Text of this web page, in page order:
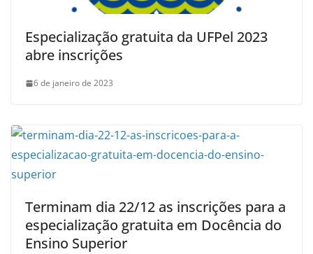
Especialização gratuita da UFPel 2023
abre inscrições
6 de janeiro de 2023
Terminam dia 22/12 as inscrições para a
especialização gratuita em Docência do
Ensino Superior